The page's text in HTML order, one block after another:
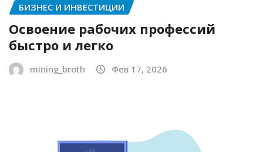
БИЗНЕС И ИНВЕСТИЦИИ
Освоение рабочих профессий
быстро и легко
mining_broth Фев 17, 2026